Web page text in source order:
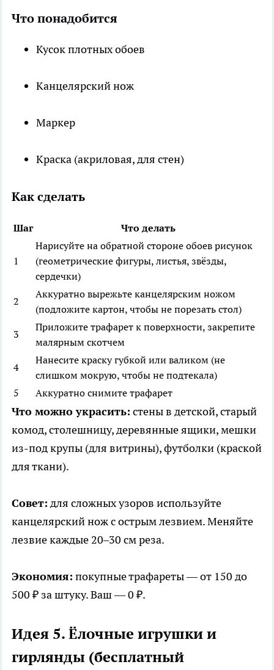
Что понадобится
Кусок плотных обоев
Канцелярский нож
Маркер
Краска (акриловая, для стен)
Как сделать
Шаг Что делать
1
Нарисуйте на обратной стороне обоев рисунок
(геометрические фигуры, листья, звёзды,
сердечки)
2
Аккуратно вырежьте канцелярским ножом
(подложите картон, чтобы не порезать стол)
3
Приложите трафарет к поверхности, закрепите
малярным скотчем
4
Нанесите краску губкой или валиком (не
слишком мокрую, чтобы не подтекала)
5
Аккуратно снимите трафарет
Что можно украсить: стены в детской, старый
комод, столешницу, деревянные ящики, мешки
из-под крупы (для витрины), футболки (краской
для ткани).
Совет: для сложных узоров используйте
канцелярский нож с острым лезвием. Меняйте
лезвие каждые 20–30 см реза.
Экономия: покупные трафареты — от 150 до
500 ₽ за штуку. Ваш — 0 ₽.
Идея 5. Ёлочные игрушки и
гирлянды (бесплатный